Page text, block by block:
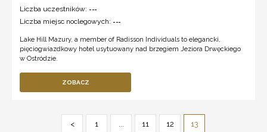
Liczba uczestników: ---
Liczba miejsc noclegowych: ---
Lake Hill Mazury, a member of Radisson Individuals to elegancki,
pięciogwiazdkowy hotel usytuowany nad brzegiem Jeziora Drwęckiego
w Ostródzie.
ZOBACZ
< 1 11 12 13